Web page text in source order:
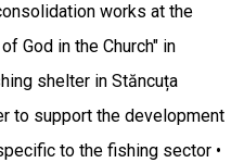
works at the
God in the Church" in
shelter in Stăncuța
to support the development
to the fishing sector •